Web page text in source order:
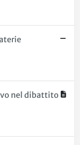
nel dibattito